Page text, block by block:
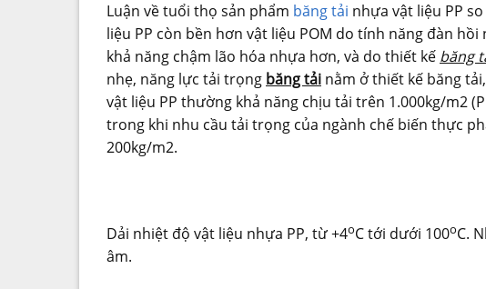
Luận về tuổi thọ sản phẩm băng tải nhựa vật liệu PP
liệu PP còn bền hơn vật liệu POM do tính năng đàn
khả năng chậm lão hóa nhựa hơn, và do thiết kế băng
nhẹ, năng lực tải trọng băng tải nằm ở thiết kế băng
vật liệu PP thường khả năng chịu tải trên 1.000kg/m2
trong khi nhu cầu tải trọng của ngành chế biến thực
200kg/m2.
Dải nhiệt độ vật liệu nhựa PP, từ +4oC tới dưới 100oC.
âm.